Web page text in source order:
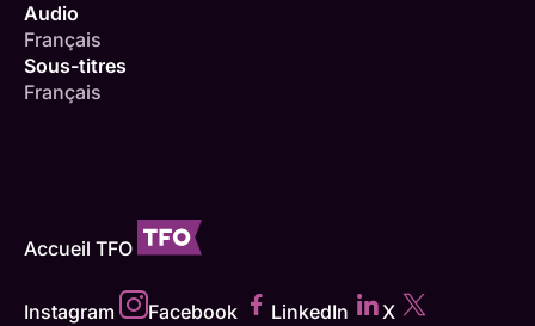
Audio
Français
Sous-titres
Français
Accueil TFO
Instagram Facebook LinkedIn X